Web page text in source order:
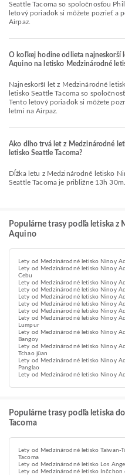
Seattle Tacoma so spoločnosťou
letový poriadok si môžete pozrieť a
Airpaz.
O koľkej hodine odlieta najneskorší
Aquino na letisko Medzinárodné
Najneskorší let z Medzinárodné letisko Ninoy Aquino do Medzinárodné
letisko Seattle Tacoma so
Tento letový poriadok si môžete
letmi na Airpaz.
Ako dlho trvá let z Medzinárodné
letisko Seattle Tacoma?
Dĺžka letu z Medzinárodné letisko Ninoy Aquino do Medzinárodné letisko
Seattle Tacoma je približne 13h 30m.
Populárne trasy podľa letiska
Aquino
Lety od Medzinárodné letisko Ninoy
Lety od Medzinárodné letisko Ninoy
Cebu
Lety od Medzinárodné letisko Ninoy
Lety od Medzinárodné letisko Ninoy
Lety od Medzinárodné letisko Ninoy
Lety od Medzinárodné letisko Ninoy
Lety od Medzinárodné letisko Ninoy
Lety od Medzinárodné letisko Ninoy
Lumpur
Lety od Medzinárodné letisko Ninoy
Bangoy
Lety od Medzinárodné letisko Ninoy
Tchao jüan
Lety od Medzinárodné letisko Ninoy
Panglao
Lety od Medzinárodné letisko Ninoy
Populárne trasy podľa letiska
Tacoma
Lety od Medzinárodné letisko Taiwan-
Tacoma
Lety od Medzinárodné letisko Los
Lety od Medzinárodné letisko Inčchon